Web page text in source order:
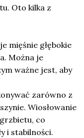
Oto kilka z
mięśnie głębokie
Można je
ważne jest, aby
zarówno z
Wiosłowanie
co
i stabilności.